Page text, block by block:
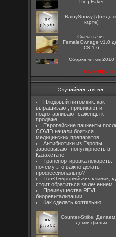
Ping Faker
RainySnowy [Дождь
карте]
Скачать чит
FemaleOwnage v1.0
CS-1.6
Сборка читов 2010
посмотреть
Случайная статья
Плодовый питомник: как
выращивают, прививают и
подготавливают саженцы к
продаже
Европейские пациенты
COVID начали бояться
медицинских препаратов
Антибиотики из Европы
завоевывают популярность в
Казахстане
Транспортировка лекарств:
почему это важно делать
профессионально?
Топ-3 европейских клиник,
стоит обратиться за лечением
Преимущества REVI
биоревитализации
Как сделать коптильню
Counter-Strike: Делаем
демки фильм